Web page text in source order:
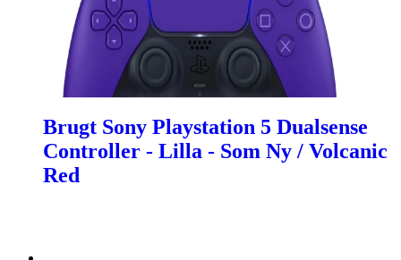
Brugt Sony Playstation 5 Dualsense
Controller - Lilla - Som Ny / Volcanic
Red